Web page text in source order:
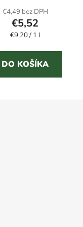
€4,49 bez DPH
€5,52
Jednotková
€9,20 / 1 l
DO KOŠÍKA